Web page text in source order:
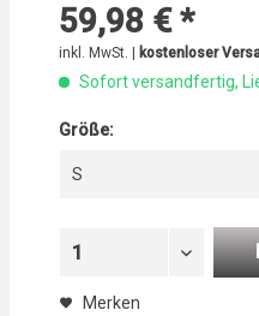
59,98 € *
inkl. MwSt. | kostenloser
Sofort versandfertig,
Größe:
S
1
Merken